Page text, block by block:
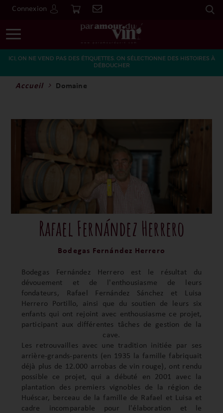
Connexion
ICI, ON NE VEND PAS DES ÉTIQUETTES. ON SÉLECTIONNE DES HISTOIRES À
DÉBOUCHER
Accueil Domaine
Rafael Fernández Herrero
Bodegas Fernández Herrero
Bodegas Fernández Herrero est le résultat du
dévouement et de l'enthousiasme de leurs
fondateurs, Rafael Fernández Sánchez et Luisa
Herrero Portillo, ainsi que du soutien de leurs six
enfants qui ont rejoint avec enthousiasme ce projet,
participant aux différentes tâches de gestion de la
cave.
Les retrouvailles avec une tradition initiée par ses
arrière-grands-parents (en 1935 la famille fabriquait
déjà plus de 12.000 arrobas de vin rouge), ont rendu
possible ce projet, qui a débuté en 2001 avec la
plantation des premiers vignobles de la région de
Huéscar, berceau de la famille de Rafael et Luisa et
cadre incomparable pour l'élaboration et le